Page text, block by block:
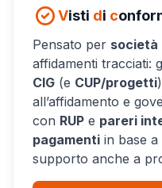
Visti di c
Pensato per
affidamenti tracciati:
CIG (e CUP/progetti
all’affidamento e
con RUP e pareri
pagamenti in base a
supporto anche a